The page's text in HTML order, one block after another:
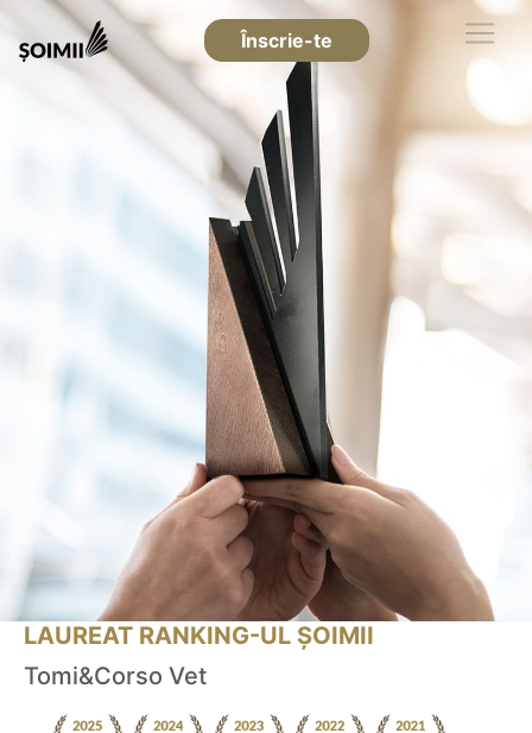
Înscrie-te
LAUREAT RANKING-UL ȘOIMII
Tomi&Corso Vet